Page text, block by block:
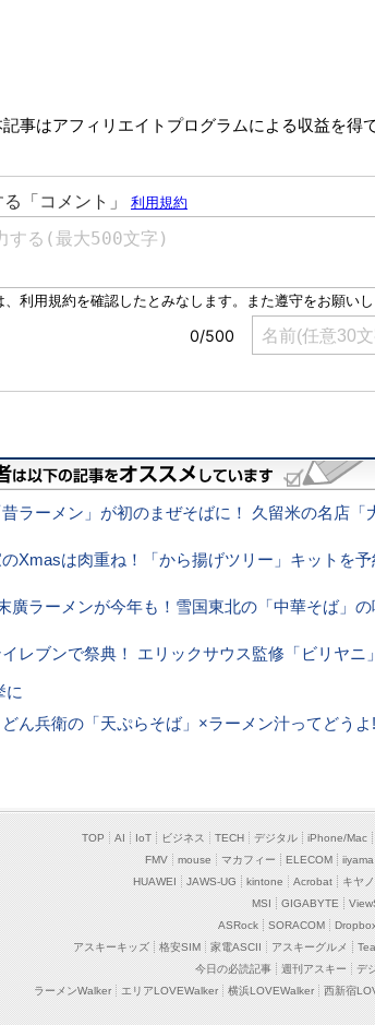
記事はアフィリエイトプログラムによる収益を得
ラーメン」が初のまぜそばに！ 久留米の名店「
Xmasは肉重ね！「から揚げツリー」キットを
廣ラーメンが今年も！雪国東北の「中華そば」
レブンで祭典！ エリックサウス監修「ビリヤ
に
ん兵衛の「天ぷらそば」×ラーメン汁ってどうよ
TOP AI IoT ビジネス TECH デジタル iPhone/Mac
FMV
mouse マカフィー ELECOM
HUAWEI
JAWS-UG kintone Acrobat キヤ
MSI
GIGABYTE
ASRock
SORACOM
アスキーキッズ
格安SIM 家電ASCII アスキーグルメ
今日の必読記事
週刊アスキー デ
ラーメンWalker
エリアLOVEWalker 横浜LOVEWalker 西新宿